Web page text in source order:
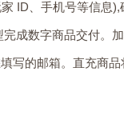
ID、手机号等信息),
成数字商品交付。
写的邮箱。直充商品